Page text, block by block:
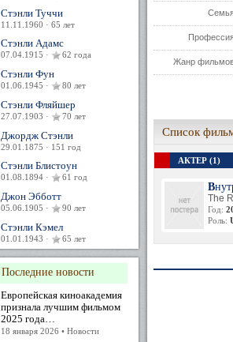
Стэнли Туччи
11.11.1960 · 65 лет
Стэнли Адамс
07.04.1915 · 62 года
Стэнли Фун
01.06.1945 · 80 лет
Стэнли Фляйшер
27.07.1903 · 70 лет
Джордж Стэнли
29.01.1875 · 151 год
Стэнли Блистоун
01.08.1894 · 61 год
Джон Эбботт
05.06.1905 · 90 лет
Стэнли Кэмел
01.01.1943 · 65 лет
Последние новости
Европейская киноакадемия
признала лучшим фильмом
2025 года…
18 января 2026 • Новости
Жанр
Список
АКТЕР (1)
The
Год:
Роль: